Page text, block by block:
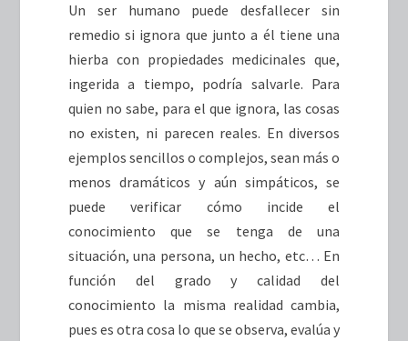
Un ser humano puede desfallecer sin
remedio si ignora que junto a él tiene una
hierba con propiedades medicinales que,
ingerida a tiempo, podría salvarle. Para
quien no sabe, para el que ignora, las cosas
no existen, ni parecen reales. En diversos
ejemplos sencillos o complejos, sean más o
menos dramáticos y aún simpáticos, se
puede verificar cómo incide el
conocimiento que se tenga de una
situación, una persona, un hecho, etc… En
función del grado y calidad del
conocimiento la misma realidad cambia,
pues es otra cosa lo que se observa, evalúa y